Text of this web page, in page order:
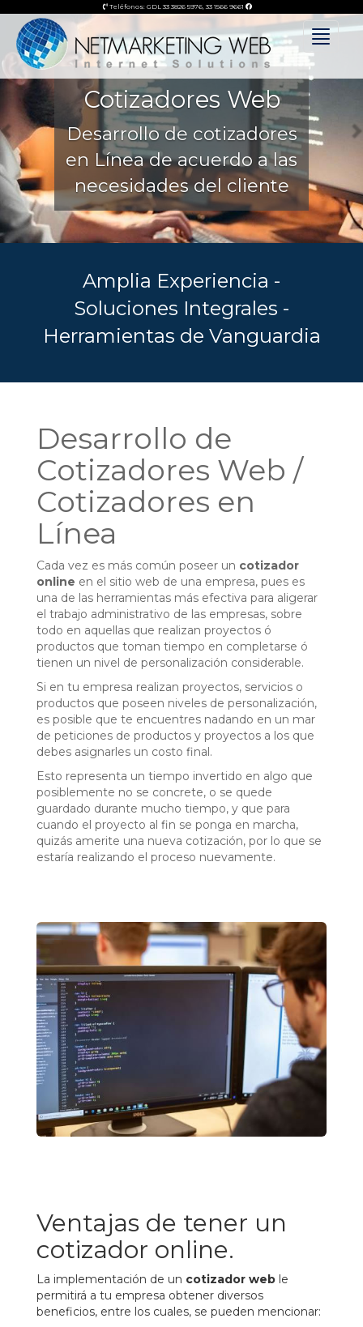
Teléfonos: GDL 33 3826 5976,33 1566 9661
Toggle
Cotizadores Web
Desarrollo de cotizadores
en Línea de acuerdo a las
necesidades del cliente
Previous
Amplia Experiencia -
Soluciones Integrales -
Herramientas de Vanguardia
Desarrollo de
Cotizadores Web /
Cotizadores en
Línea
Cada vez es más común poseer un cotizador
online en el sitio web de una empresa, pues es
una de las herramientas más efectiva para aligerar
el trabajo administrativo de las empresas, sobre
todo en aquellas que realizan proyectos ó
productos que toman tiempo en completarse ó
tienen un nivel de personalización considerable.
Si en tu empresa realizan proyectos, servicios o
productos que poseen niveles de personalización,
es posible que te encuentres nadando en un mar
de peticiones de productos y proyectos a los que
debes asignarles un costo final.
Esto representa un tiempo invertido en algo que
posiblemente no se concrete, o se quede
guardado durante mucho tiempo, y que para
cuando el proyecto al fin se ponga en marcha,
quizás amerite una nueva cotización, por lo que se
estaría realizando el proceso nuevamente.
Ventajas de tener un
cotizador online.
La implementación de un cotizador web le
permitirá a tu empresa obtener diversos
beneficios, entre los cuales, se pueden mencionar: